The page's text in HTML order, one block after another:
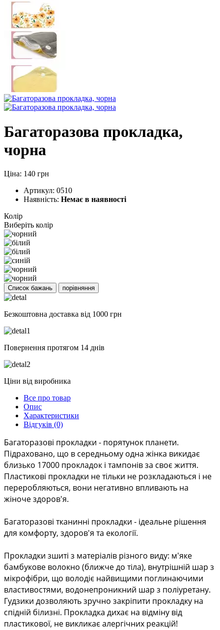
Багаторазова прокладка,
чорна
Ціна: 140 грн
Артикул: 0510
Наявність: Немає в наявності
Колір
Виберіть колір
Список бажань порівняння
Безкоштовна доставка від 1000 грн
Повернення протягом 14 днів
Ціни від виробника
Все про товар
Опис
Характеристики
Відгуків (0)
Багаторазові прокладки - порятунок планети.
Підраховано, що в середньому одна жінка викидає
близько 17000 прокладок і тампонів за своє життя.
Пластикові прокладки не тільки не розкладаються і не
переробляються, вони негативно впливають на
жіноче здоров'я.
Багаторазові тканинні прокладки - ідеальне рішення
для комфорту, здоров'я та екології.
Прокладки зшиті з матеріалів різного виду: м'яке
бамбукове волокно (ближче до тіла), внутрішній шар з
мікрофібри, що володіє найвищими поглинаючими
властивостями, водонепроникний шар з поліуретану.
Гудзики дозволяють зручно закріпити прокладку на
спідній білизні. Прокладка дихає на відміну від
пластикової, не викликає алергічних реакцій!